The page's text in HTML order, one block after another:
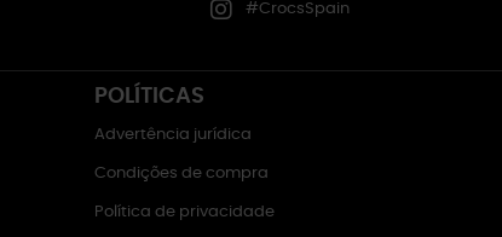
#CrocsSpain
POLÍTICAS
Advertência jurídica
Condições de compra
Política de privacidade